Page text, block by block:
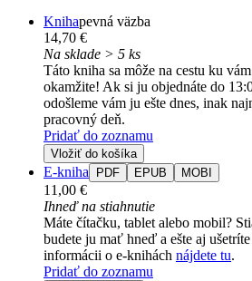
Knihapevná väzba
14,70 €
Na sklade > 5 ks
Táto kniha sa môže na cestu ku
okamžite! Ak si ju objednáte do
odošleme vám ju ešte dnes, inak
pracovný deň.
Pridať do zoznamu
Vložiť do košíka
E-kniha PDF EPUB MOBI
11,00 €
Ihneď na stiahnutie
Máte čítačku, tablet alebo mobil?
budete ju mať hneď a ešte aj
informácii o e-knihách nájdete tu.
Pridať do zoznamu